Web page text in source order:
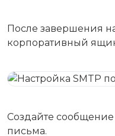
После завершения
корпоративный
Создайте
письма.